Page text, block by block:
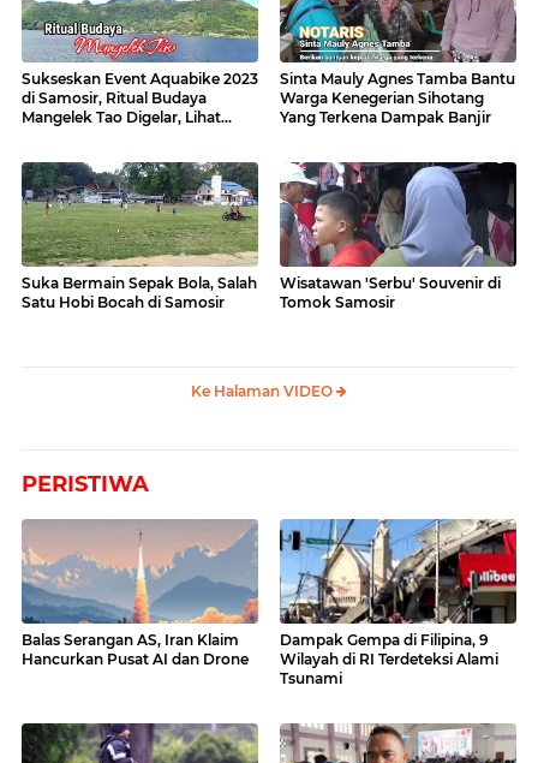
Sukseskan Event Aquabike 2023
di Samosir, Ritual Budaya
Mangelek Tao Digelar, Lihat
Sinta Mauly Agnes Tamba Bantu
Warga Kenegerian Sihotang
Yang Terkena Dampak Banjir
Suka Bermain Sepak Bola, Salah
Satu Hobi Bocah di Samosir
Wisatawan 'Serbu' Souvenir di
Tomok Samosir
Ke Halaman VIDEO
PERISTIWA
Balas Serangan AS, Iran Klaim
Hancurkan Pusat AI dan Drone
Dampak Gempa di Filipina, 9
Wilayah di RI Terdeteksi Alami
Tsunami